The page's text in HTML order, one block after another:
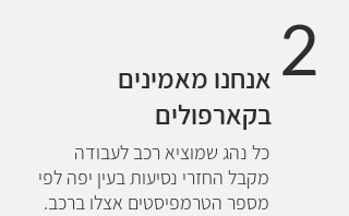
2 אנחנו מאמינים
בקארפולים
כל נהג שמוציא רכב לעבודה
מקבל החזרי נסיעות בעין יפה לפי
מספר הטרמפיסטים אצלו ברכב.